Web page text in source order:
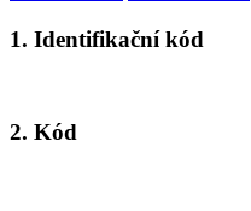
1. Identifikační kód
2. Kód